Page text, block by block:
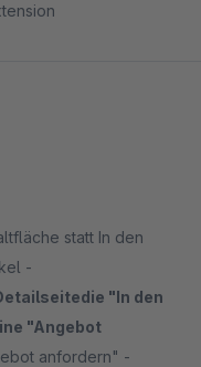
statt In den
-
die "In den
"Angebot
anfordern" -